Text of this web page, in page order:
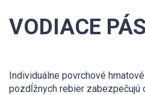
VODIACE
Individuálne povrchové
pozdĺžnych rebier zabezpečujú